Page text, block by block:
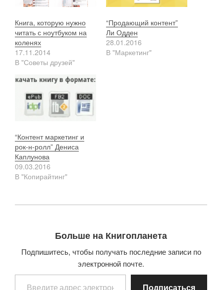
Книга, которую нужно
читать с ноутбуком на
коленях
17.11.2014
В "Советы друзей"
“Продающий контент”
Ли Одден
28.01.2016
В "Маркетинг"
“Контент маркетинг и
рок-н-ролл” Дениса
Каплунова
09.03.2016
В "Копирайтинг"
Больше на Книгопланета
Подпишитесь, чтобы получать последние записи по
электронной почте.
Введите адрес электронной почты…
Подписаться